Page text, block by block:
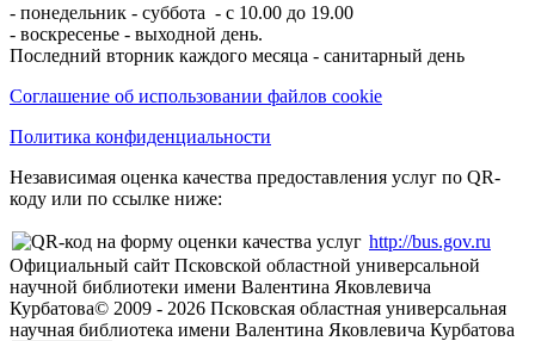
- понедельник - суббота - с 10.00 до 19.00
- воскресенье - выходной день.
Последний вторник каждого месяца - санитарный день
Соглашение об использовании файлов cookie
Политика конфиденциальности
Независимая оценка качества предоставления услуг по QR-
коду или по ссылке ниже:
http://bus.gov.ru
Официальный сайт Псковской областной универсальной
научной библиотеки имени Валентина Яковлевича
Курбатова© 2009 - 2026 Псковская областная универсальная
научная библиотека имени Валентина Яковлевича Курбатова